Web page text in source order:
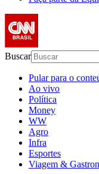
Buscar
Pular para o
Ao vivo
Política
Money
WW
Agro
Infra
Esportes
Viagem &